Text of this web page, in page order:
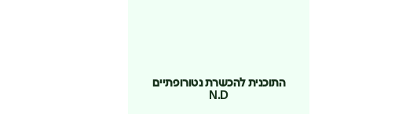
התוכנית להכשרת נטורופתיים
N.D